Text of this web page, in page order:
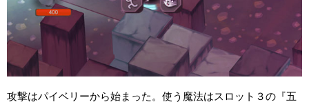
攻撃はパイベリーから始まった。使う魔法はスロット３の『五